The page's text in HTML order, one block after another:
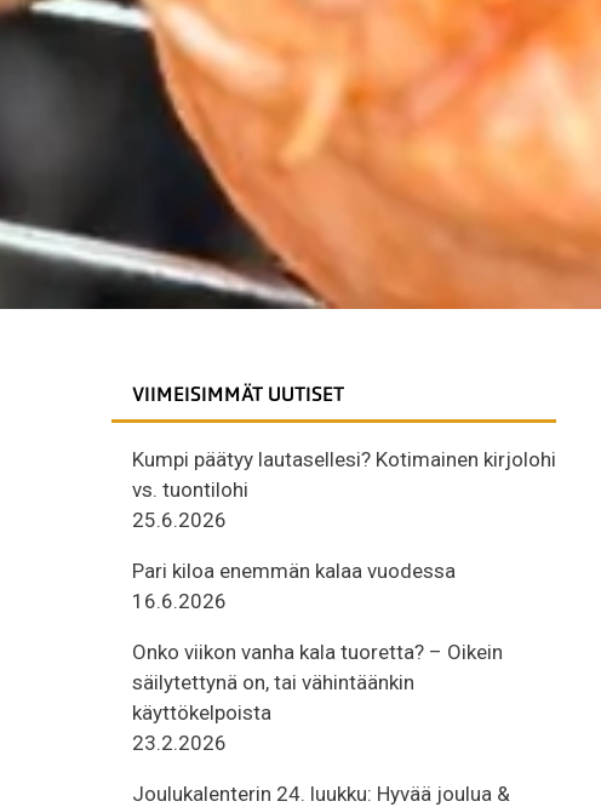
VIIMEISIMMÄT UUTISET
Kumpi päätyy lautasellesi? Kotimainen kirjolohi
vs. tuontilohi
25.6.2026
Pari kiloa enemmän kalaa vuodessa
16.6.2026
Onko viikon vanha kala tuoretta? – Oikein
säilytettynä on, tai vähintäänkin
käyttökelpoista
23.2.2026
Joulukalenterin 24. luukku: Hyvää joulua &